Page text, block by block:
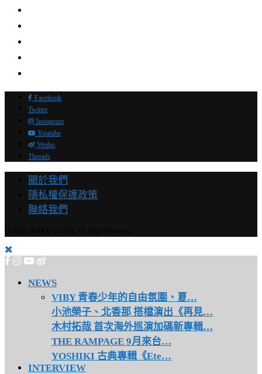
Facebook
Twitter
Instagram
Youtube
Weibo
Threads
關於我們
隱私權保護政策
聯絡我們
NEWS
VIBY 青春少年的自由氛圍、夏…
小池榮子、北香那 搭檔演出《再見…
木村拓哉 首次海外巡演加碼新專輯…
THE RAMPAGE 9月來台…
YOSHIKI 古典專輯《Ete…
INTERVIEW